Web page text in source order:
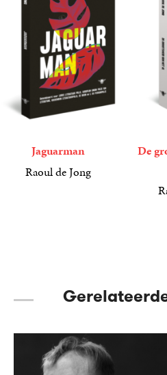
Jaguarman
Raoul de Jong
De